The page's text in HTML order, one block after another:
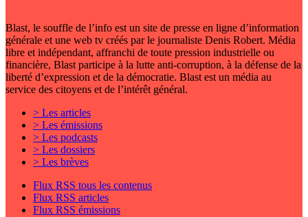
Blast, le souffle de l’info est un site de presse en ligne d’information
générale et une web tv créés par le journaliste Denis Robert. Média
libre et indépendant, affranchi de toute pression industrielle ou
financière, Blast participe à la lutte anti-corruption, à la défense de la
liberté d’expression et de la démocratie. Blast est un média au
service des citoyens et de l’intérêt général.
> Les articles
> Les émissions
> Les podcasts
> Les dossiers
> Les brèves
Flux RSS tous les contenus
Flux RSS articles
Flux RSS émissions